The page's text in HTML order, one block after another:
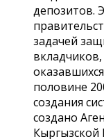
депозитов.
задачей
половине
создания
создано
Кыргызской